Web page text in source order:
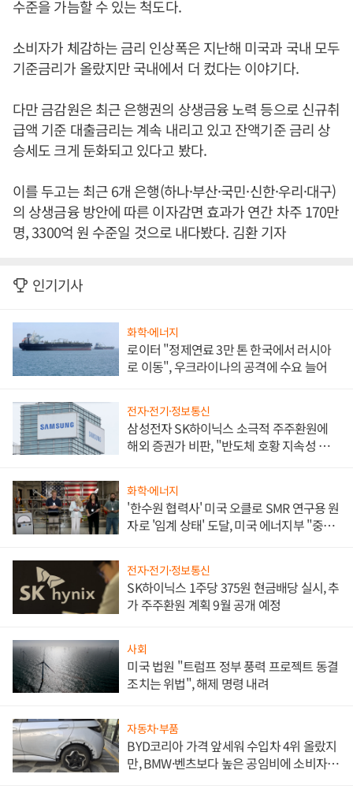
수준을 가늠할 수 있는 척도다.
소비자가 체감하는 금리 인상폭은 지난해 미국과 국내 모두
기준금리가 올랐지만 국내에서 더 컸다는 이야기다.
다만 금감원은 최근 은행권의 상생금융 노력 등으로 신규취
급액 기준 대출금리는 계속 내리고 있고 잔액기준 금리 상
승세도 크게 둔화되고 있다고 봤다.
이를 두고는 최근 6개 은행(하나·부산·국민·신한·우리·대구)
의 상생금융 방안에 따른 이자감면 효과가 연간 차주 170만
명, 3300억 원 수준일 것으로 내다봤다. 김환 기자
인기기사
화학·에너지
로이터 "정제연료 3만 톤 한국에서 러시아
로 이동", 우크라이나의 공격에 수요 늘어
전자·전기·정보통신
삼성전자 SK하이닉스 소극적 주주환원에
해외 증권가 비판, "반도체 호황 지속성 의
화학·에너지
'한수원 협력사' 미국 오클로 SMR 연구용 원
자로 '임계 상태' 도달, 미국 에너지부 "중요
전자·전기·정보통신
SK하이닉스 1주당 375원 현금배당 실시, 추
가 주주환원 계획 9월 공개 예정
사회
미국 법원 "트럼프 정부 풍력 프로젝트 동결
조치는 위법", 해제 명령 내려
자동차·부품
BYD코리아 가격 앞세워 수입차 4위 올랐지
만, BMW·벤츠보다 높은 공임비에 소비자